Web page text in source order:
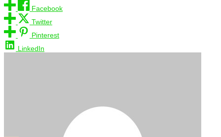
Facebook
Twitter
Pinterest
LinkedIn